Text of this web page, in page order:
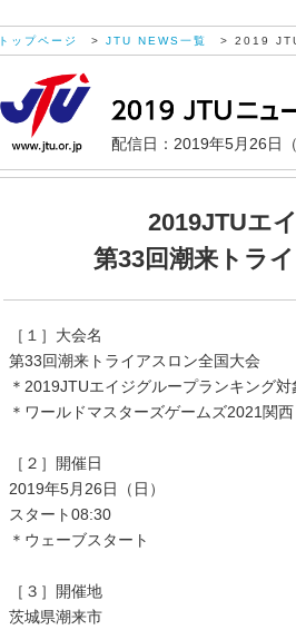
トップページ > JTU NEWS一覧 > 2019
配信日：2019年5月26日
2019JTUエ
第33回潮来トラ
［１］大会名
第33回潮来トライアスロン全国大会
＊2019JTUエイジグループランキング対
＊ワールドマスターズゲームズ2021関
［２］開催日
2019年5月26日（日）
スタート08:30
＊ウェーブスタート
［３］開催地
茨城県潮来市